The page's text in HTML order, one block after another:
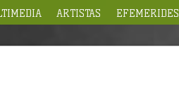
ARTISTAS EFEMERIDES